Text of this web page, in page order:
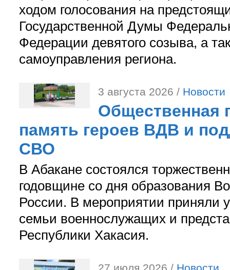
ходом голосования на
Государственной Думы
Федерации девятого созыва, а
самоуправления региона.
3 августа 2026 / Новости
Общественная
память героев ВДВ и
СВО
В Абакане состоялся
годовщине со дня образования
России. В мероприятии приняли
семьи военнослужащих и
Республики Хакасия.